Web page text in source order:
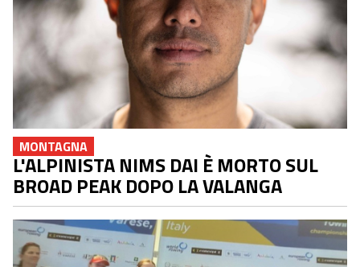
MONTAGNA
L'ALPINISTA NIMS DAI È MORTO SUL
BROAD PEAK DOPO LA VALANGA